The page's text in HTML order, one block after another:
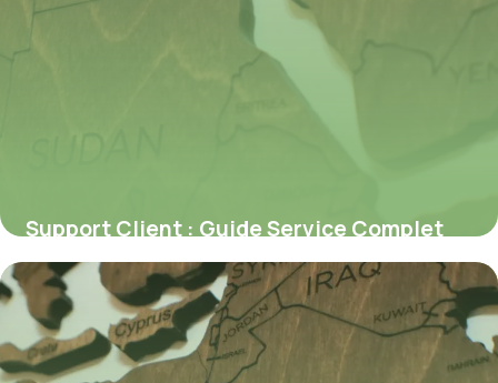
Support Client : Guide Service Complet
2026
6 juillet 2026